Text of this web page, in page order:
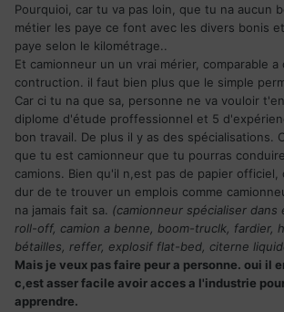
Pourquioi, car tu va pas loin, que tu na aucun
métier les paye ce font avec les divers bonis
paye selon le kilométrage..
Et camionneur un un vrai mérier, comparable a
contruction. il faut bien plus que le simple
Car ci tu na que sa, personne ne va vouloir
diplome d'étude proffessionnel et 5
bon travail. De plus il y as des spécialisations.
que tu est camionneur que tu pourras
camions. Bien qu'il n,est pas de papier
dur de te trouver un emplois comme
na jamais fait sa. (camionneur spécialiser dans
roll-off, camion a benne, boom-truclk, fardier,
bétailles, reffer, explosif flat-bed, citerne
Mais je veux pas faire peur a personne. oui il
c,est asser facile avoir acces a l'industrie
apprendre.